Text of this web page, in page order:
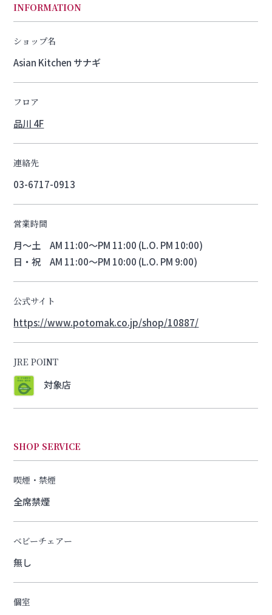
INFORMATION
ショップ名
Asian Kitchen サナギ
フロア
品川 4F
連絡先
03-6717-0913
営業時間
月～土 AM 11:00～PM 11:00 (L.O. PM 10:00)
日・祝 AM 11:00～PM 10:00 (L.O. PM 9:00)
公式サイト
https://www.potomak.co.jp/shop/10887/
JRE POINT
対象店
SHOP SERVICE
喫煙・禁煙
全席禁煙
ベビーチェアー
無し
個室